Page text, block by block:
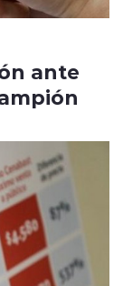
ante